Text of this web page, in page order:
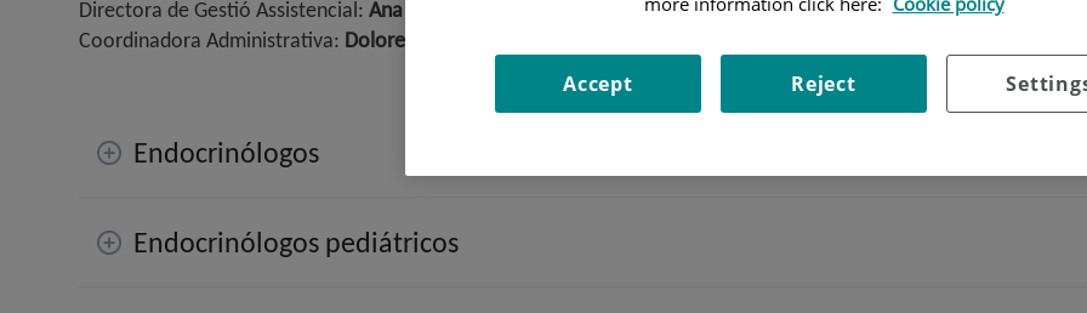
Directora de Gestió Assistencial: Ana Torres
Coordinadora Administrativa: Dolores Servian
Endocrinólogos
Endocrinólogos pediátricos
Reject
Accept